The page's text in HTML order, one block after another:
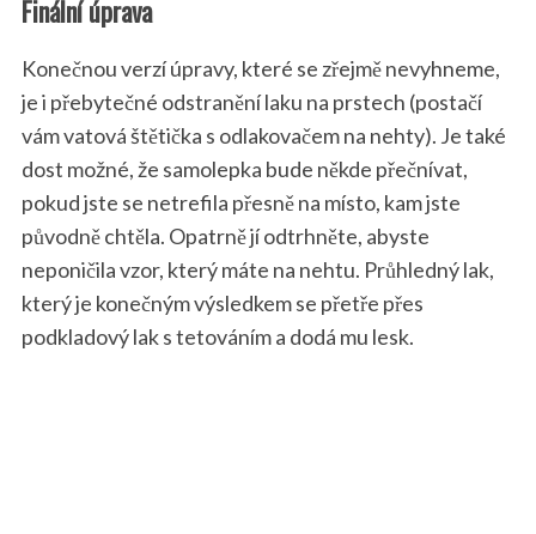
Finální úprava
Konečnou verzí úpravy, které se zřejmě nevyhneme,
je i přebytečné odstranění laku na prstech (postačí
vám vatová štětička s odlakovačem na nehty). Je také
dost možné, že samolepka bude někde přečnívat,
pokud jste se netrefila přesně na místo, kam jste
původně chtěla. Opatrně jí odtrhněte, abyste
neponičila vzor, který máte na nehtu. Průhledný lak,
který je konečným výsledkem se přetře přes
podkladový lak s tetováním a dodá mu lesk.